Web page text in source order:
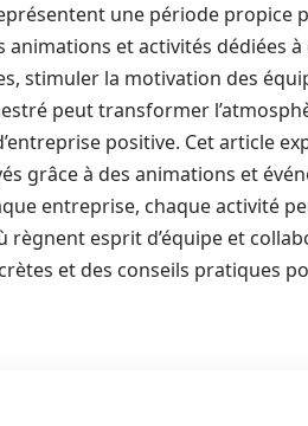
une période
animations et activités dédiées
stimuler la motivation des
peut transformer
positive. Cet article
grâce à des animations et
entreprise, chaque activité
esprit d’équipe et
et des conseils pratiques